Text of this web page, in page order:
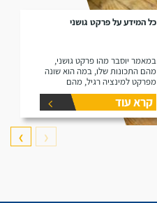
כל המידע על פרקט גושני
במאמר יוסבר מהו פרקט גושני,
מהם התכונות שלו, במה הוא שונה
מפרקט למינציה רגיל, מהם
היתרונות שלו ומהם החסרונות שלו.
קרא עוד
❮
❯